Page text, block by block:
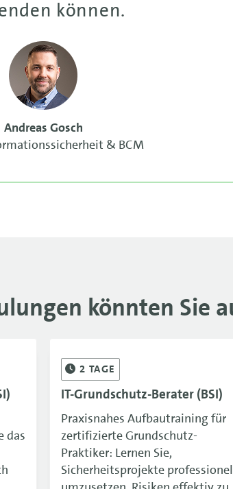
können.
Andreas Gosch
& BCM
könnten Sie
das
2 TAGE
IT-Grundschutz-Berater (BSI)
Praxisnahes Aufbautraining für
zertifizierte Grundschutz-
Praktiker: Lernen Sie,
Sicherheitsprojekte